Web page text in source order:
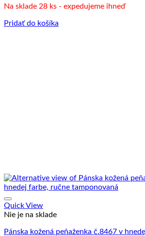
bola:
je:
Na sklade 28 ks - expedujeme ihneď
Pridať do košíka
Quick View
Nie je na sklade
Pánska kožená peňaženka č.8467 v